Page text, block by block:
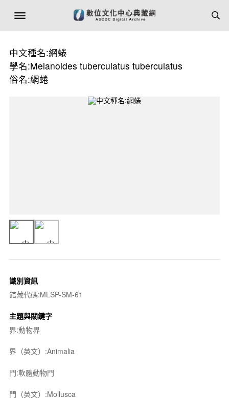
中文種名:網蜷
學名:Melanoides tuberculatus tuberculatus
俗名:網蜷
識別資訊
館藏代碼:MLSP-SM-61
主題與關鍵字
界:動物界
界（英文）:Animalia
門:軟體動物門
門（英文）:Mollusca